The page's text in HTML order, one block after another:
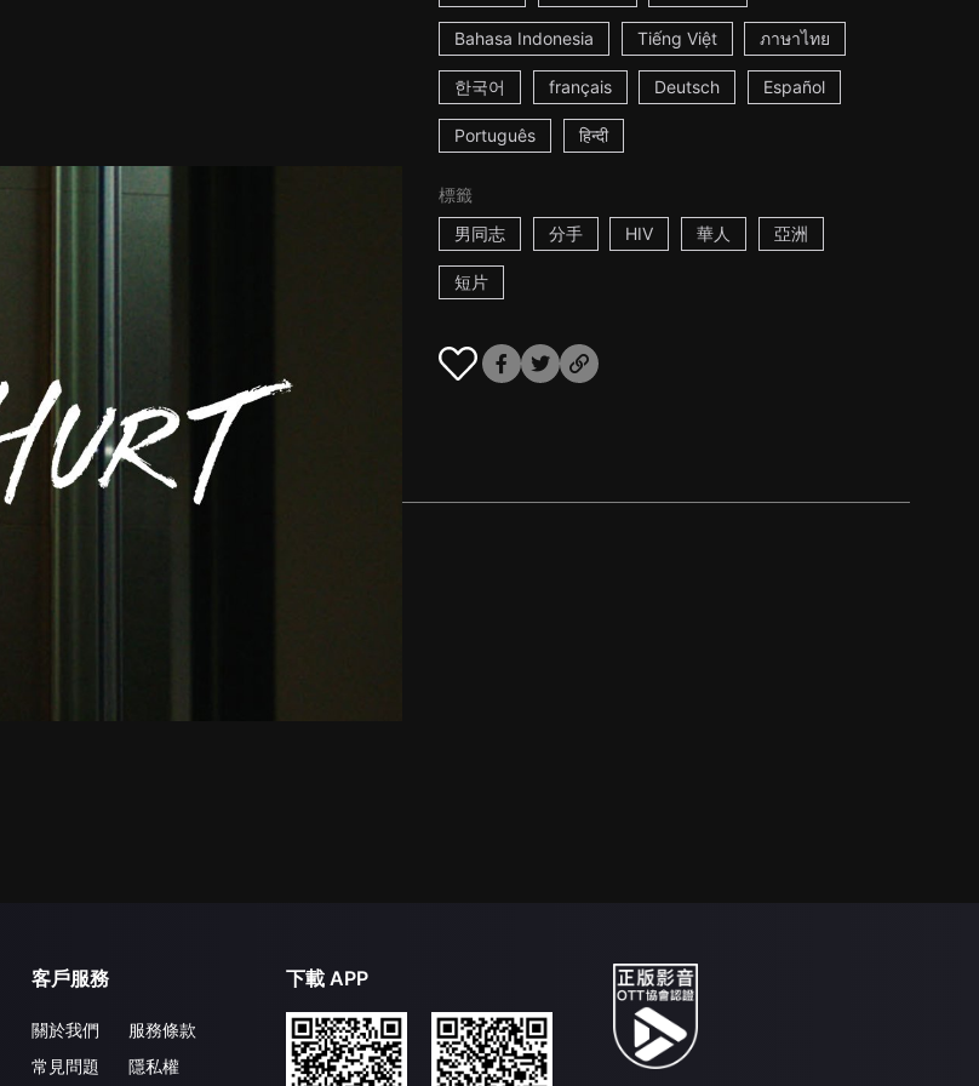
Bahasa Indonesia Tiếng Việt ภาษาไทย
한국어 français Deutsch Español
Português हिन्दी
標籤
男同志
分手 HIV 華人 亞洲
短片
客戶服務
關於我們
常見問題
服務條款
隱私權
下載 APP